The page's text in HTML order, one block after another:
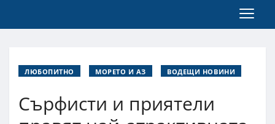
ЛЮБОПИТНО МОРЕТО И АЗ ВОДЕЩИ НОВИНИ
Сърфисти и приятели